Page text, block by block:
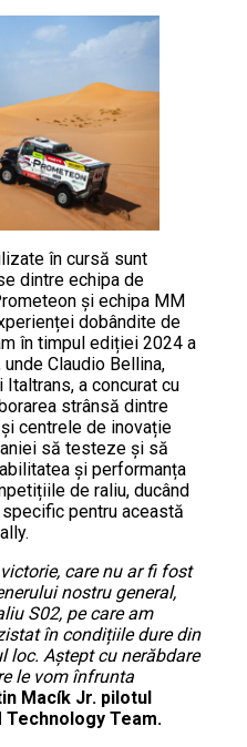
în cursă sunt
dintre echipa de
și echipa MM
dobândite de
în timpul ediției 2024 a
Claudio Bellina,
a concurat cu
strânsă dintre
centrele de inovație
să testeze și să
și performanța
de raliu, ducând
pentru această
care nu ar fi fost
nostru general,
S02, pe care am
în condițiile dure din
loc. Aștept cu nerăbdare
le vom înfrunta
Macík Jr. pilotul
Team.